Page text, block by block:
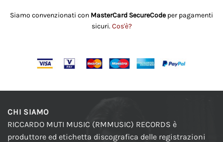
Siamo convenzionati con MasterCard SecureCode per pagamenti
sicuri. Cos'è?
CHI SIAMO
RICCARDO MUTI MUSIC (RMMUSIC) RECORDS è
produttore ed etichetta discografica delle registrazioni